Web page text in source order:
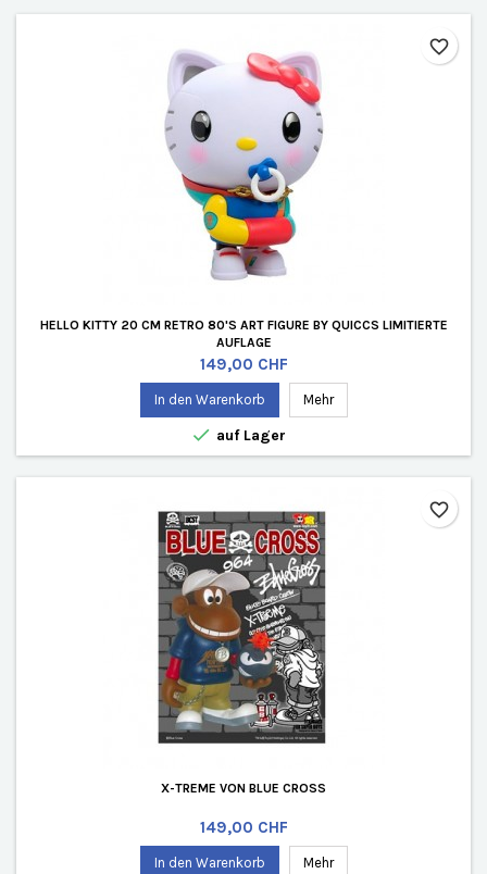
HELLO KITTY 20 CM RETRO 80'S ART FIGURE BY QUICCS LIMITIERTE
AUFLAGE
Preis
149,00 CHF
In den Warenkorb Mehr
 auf Lager
favorite_border
X-TREME VON BLUE CROSS
Preis
149,00 CHF
In den Warenkorb Mehr
favorite_border